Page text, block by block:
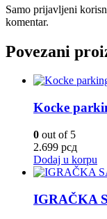
Samo prijavljeni
komentar.
Povezani
Kocke
0 out of 5
2.699 рсд
Dodaj u korpu
IGRAČKA